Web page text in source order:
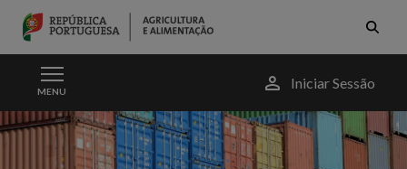
Skip to Main Content
MENU
Menu
utilizador
Iniciar Sessão
Balança
comercial